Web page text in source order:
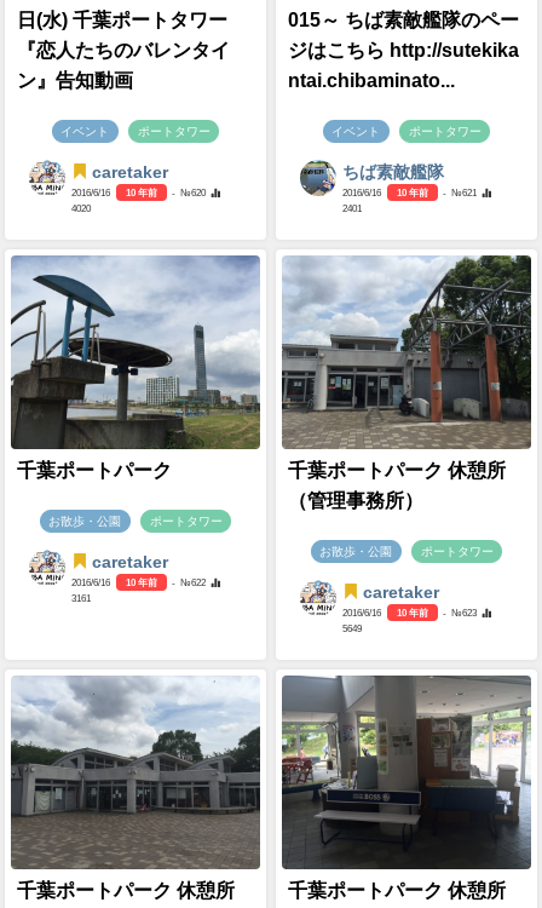
日(水) 千葉ポートタワー
『恋人たちのバレンタイ
ン』告知動画
イベント ポートタワー
caretaker
2016/6/16 10 年前
- №620
4020
015～ ちば素敵艦隊のペー
ジはこちら http://sutekika
ntai.chibaminato...
イベント ポートタワー
ちば素敵艦隊
2016/6/16 10 年前
- №621
2401
千葉ポートパーク
お散歩・公園 ポートタワー
caretaker
2016/6/16 10 年前
- №622
3161
千葉ポートパーク 休憩所
（管理事務所）
お散歩・公園 ポートタワー
caretaker
2016/6/16 10 年前
- №623
5649
千葉ポートパーク 休憩所
千葉ポートパーク 休憩所